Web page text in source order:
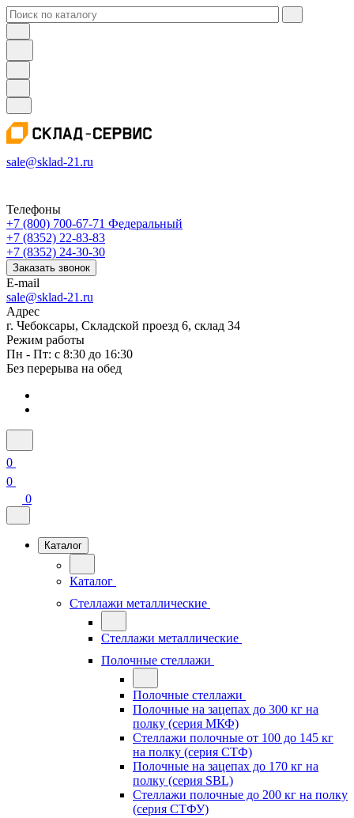
sale@sklad-21.ru
Телефоны
+7 (800) 700-67-71 Федеральный
+7 (8352) 22-83-83
+7 (8352) 24-30-30
Заказать звонок
E-mail
sale@sklad-21.ru
Адрес
г. Чебоксары, Складской проезд 6, склад 34
Режим работы
Пн - Пт: с 8:30 до 16:30
Без перерыва на обед
0
0
0
Каталог
Каталог
Стеллажи металлические
Стеллажи металлические
Полочные стеллажи
Полочные стеллажи
Полочные на зацепах до 300 кг на
полку (серия МКФ)
Стеллажи полочные от 100 до 145 кг
на полку (серия СТФ)
Полочные на зацепах до 170 кг на
полку (серия SBL)
Стеллажи полочные до 200 кг на полку
(серия СТФУ)